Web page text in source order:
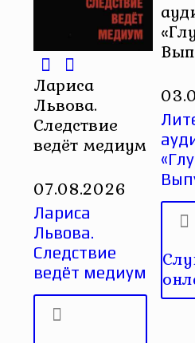
Лариса
Львова.
Следствие
ведёт медиум
07.08.2026
Лариса
Львова.
Следствие
ведёт медиум